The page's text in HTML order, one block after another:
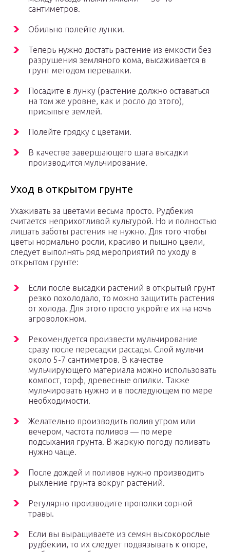
сантиметров.
Обильно полейте лунки.
Теперь нужно достать растение из емкости без
разрушения земляного кома, высаживается в
грунт методом перевалки.
Посадите в лунку (растение должно оставаться
на том же уровне, как и росло до этого),
присыпьте землей.
Полейте грядку с цветами.
В качестве завершающего шага высадки
производится мульчирование.
Уход в открытом грунте
Ухаживать за цветами весьма просто. Рудбекия
считается неприхотливой культурой. Но и полностью
лишать заботы растения не нужно. Для того чтобы
цветы нормально росли, красиво и пышно цвели,
следует выполнять ряд мероприятий по уходу в
открытом грунте:
Если после высадки растений в открытый грунт
резко похолодало, то можно защитить растения
от холода. Для этого просто укройте их на ночь
агроволокном.
Рекомендуется произвести мульчирование
сразу после пересадки рассады. Слой мульчи
около 5-7 сантиметров. В качестве
мульчирующего материала можно использовать
компост, торф, древесные опилки. Также
мульчировать нужно и в последующем по мере
необходимости.
Желательно производить полив утром или
вечером, частота поливов — по мере
подсыхания грунта. В жаркую погоду поливать
нужно чаще.
После дождей и поливов нужно производить
рыхление грунта вокруг растений.
Регулярно производите прополки сорной
травы.
Если вы выращиваете из семян высокорослые
рудбекии, то их следует подвязывать к опоре,